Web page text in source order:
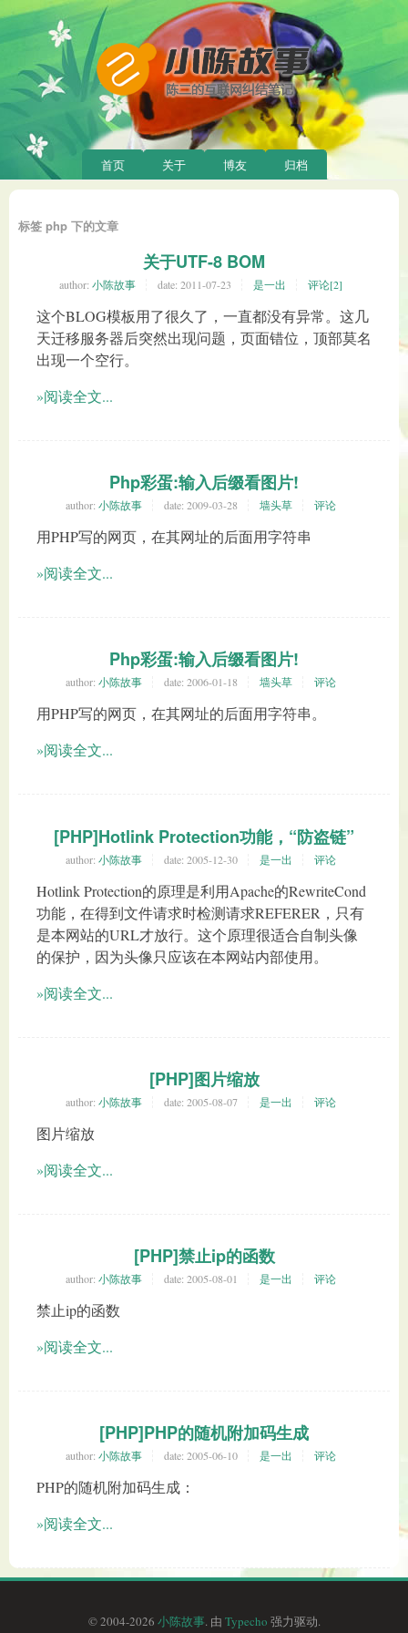
首页 关于 博友 归档
标签 php 下的文章
关于UTF-8 BOM
author: 小陈故事 date: 2011-07-23 是一出 评论[2]
这个BLOG模板用了很久了，一直都没有异常。这几
天迁移服务器后突然出现问题，页面错位，顶部莫名
出现一个空行。
»阅读全文...
Php彩蛋:输入后缀看图片!
author: 小陈故事 date: 2009-03-28 墙头草 评论
用PHP写的网页，在其网址的后面用字符串
»阅读全文...
Php彩蛋:输入后缀看图片!
author: 小陈故事 date: 2006-01-18 墙头草 评论
用PHP写的网页，在其网址的后面用字符串。
»阅读全文...
[PHP]Hotlink Protection功能，“防盗链”
author: 小陈故事 date: 2005-12-30 是一出 评论
Hotlink Protection的原理是利用Apache的RewriteCond
功能，在得到文件请求时检测请求REFERER，只有
是本网站的URL才放行。这个原理很适合自制头像
的保护，因为头像只应该在本网站内部使用。
»阅读全文...
[PHP]图片缩放
author: 小陈故事 date: 2005-08-07 是一出 评论
图片缩放
»阅读全文...
[PHP]禁止ip的函数
author: 小陈故事 date: 2005-08-01 是一出 评论
禁止ip的函数
»阅读全文...
[PHP]PHP的随机附加码生成
author: 小陈故事 date: 2005-06-10 是一出 评论
PHP的随机附加码生成：
»阅读全文...
© 2004-2026 小陈故事. 由 Typecho 强力驱动.